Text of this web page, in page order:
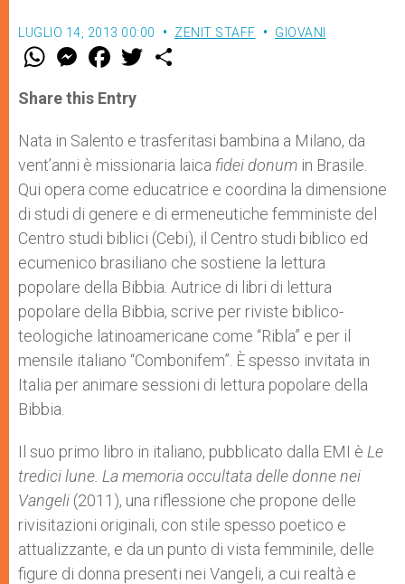
LUGLIO 14, 2013 00:00 ZENIT STAFF GIOVANI
W
t
s
p
p
M
e
s
e
g
e
r
F
a
e
b
o
k
w
r
Share this Entry
Nata in Salento e trasferitasi bambina a Milano, da
vent’anni è missionaria laica fidei donum in Brasile.
Qui opera come educatrice e coordina la dimensione
di studi di genere e di ermeneutiche femministe del
Centro studi biblici (Cebi), il Centro studi biblico ed
ecumenico brasiliano che sostiene la lettura
popolare della Bibbia. Autrice di libri di lettura
popolare della Bibbia, scrive per riviste biblico-
teologiche latinoamericane come “Ribla” e per il
mensile italiano “Combonifem”. È spesso invitata in
Italia per animare sessioni di lettura popolare della
Bibbia.
Il suo primo libro in italiano, pubblicato dalla EMI è Le
tredici lune. La memoria occultata delle donne nei
Vangeli (2011), una riflessione che propone delle
rivisitazioni originali, con stile spesso poetico e
attualizzante, e da un punto di vista femminile, delle
figure di donna presenti nei Vangeli, a cui realtà e